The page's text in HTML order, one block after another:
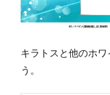
キラトスと他のホ
う。